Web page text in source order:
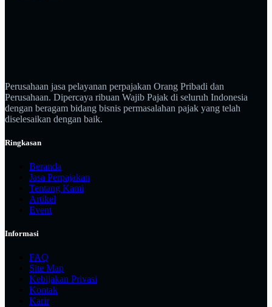
Perusahaan jasa pelayanan perpajakan Orang Pribadi dan
Perusahaan. Dipercaya ribuan Wajib Pajak di seluruh Indonesia
dengan beragam bidang bisnis permasalahan pajak yang telah
diselesaikan dengan baik.
Ringkasan
Beranda
Jasa Perpajakan
Tentang Kami
Artikel
Event
Informasi
FAQ
Site Map
Kebijakan Privasi
Kontak
Karir